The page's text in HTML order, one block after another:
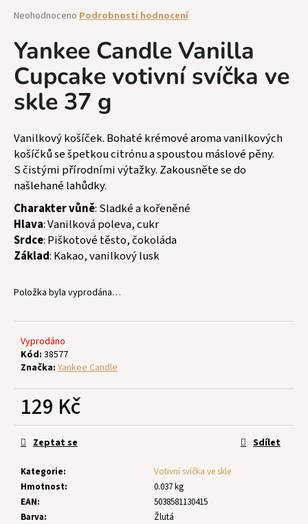
Průměrné
produktu
je
0,0
z
hvězdiček.
Neohodnoceno Podrobnosti hodnocení
Yankee Candle Vanilla
Cupcake votivní svíčka ve
skle 37 g
Vanilkový košíček. Bohaté krémové aroma vanilkových
košíčků se špetkou citrónu a spoustou máslové pěny.
S čistými přírodními výtažky. Zakousněte se do
našlehané lahůdky.
Charakter vůně: Sladké a kořeněné
Hlava: Vanilková poleva, cukr
Srdce: Piškotové těsto, čokoláda
Základ: Kakao, vanilkový lusk
Položka byla vyprodána…
Vyprodáno
Kód: 38577
Značka: Yankee Candle
129 Kč
Měrná
cena:
Kategorie:
Votivní svíčka ve skle
Hmotnost:
0.037 kg
EAN:
5038581130415
Barva:
Žlutá
Zeptat se Sdílet
a
j
í
t
?
HLEDAT
D
o
p
o
u
u
m
e